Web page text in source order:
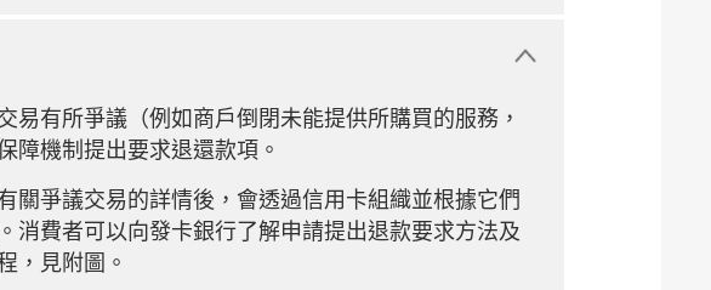
有所爭議（例如商戶倒閉未能提供所購買的服務，
障機制提出要求退還款項。
關爭議交易的詳情後，會透過信用卡組織並根據它們
消費者可以向發卡銀行了解申請提出退款要求方法及
，見附圖。